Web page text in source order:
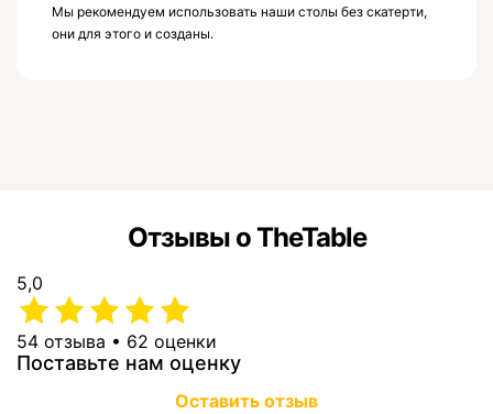
Мы рекомендуем использовать наши столы без скатерти,
они для этого и созданы.
Отзывы о TheTable
5,0
54 отзыва • 62 оценки
Поставьте нам оценку
Оставить отзыв